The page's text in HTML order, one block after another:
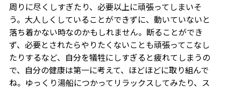
周りに尽くしすぎたり、必要以上に頑張ってしまいそ
う。大人しくしていることができずに、動いていないと
落ち着かない時なのかもしれません。断ることができ
ず、必要とされたらやりたくないことも頑張ってこなし
たりするなど、自分を犠牲にしすぎると疲れてしまうの
で、自分の健康は第一に考えて、ほどほどに取り組んで
ね。ゆっくり湯船につかってリラックスしてみたり、ス